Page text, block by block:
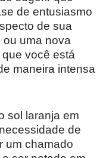
de entusiasmo
de sua
ou uma nova
você está
maneira intensa
sol laranja em
de
um chamado